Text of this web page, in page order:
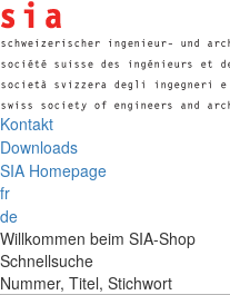
Kontakt
Downloads
SIA Homepage
fr
de
Willkommen beim SIA-Shop
Schnellsuche
Nummer, Titel, Stichwort